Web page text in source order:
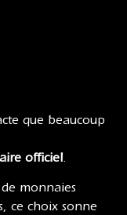
que beaucoup
officiel.
monnaies
ce choix sonne